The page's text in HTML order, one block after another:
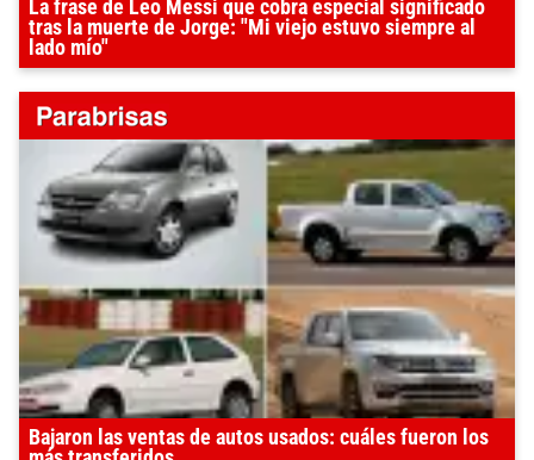
La frase de Leo Messi que cobra especial significado
tras la muerte de Jorge: "Mi viejo estuvo siempre al
lado mío"
Bajaron las ventas de autos usados: cuáles fueron los